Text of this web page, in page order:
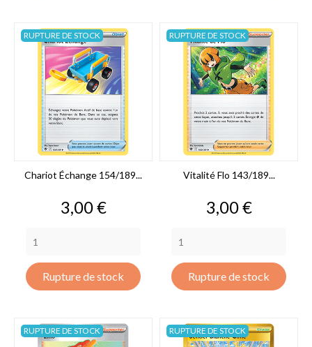
Chariot Échange 154/189...
Prix
3,00 €
Rupture de stock
RUPTURE DE STOCK
Vitalité Flo 143/189...
Prix
3,00 €
Rupture de stock
RUPTURE DE STOCK
RUPTURE DE STOCK RUPTURE DE STOCK